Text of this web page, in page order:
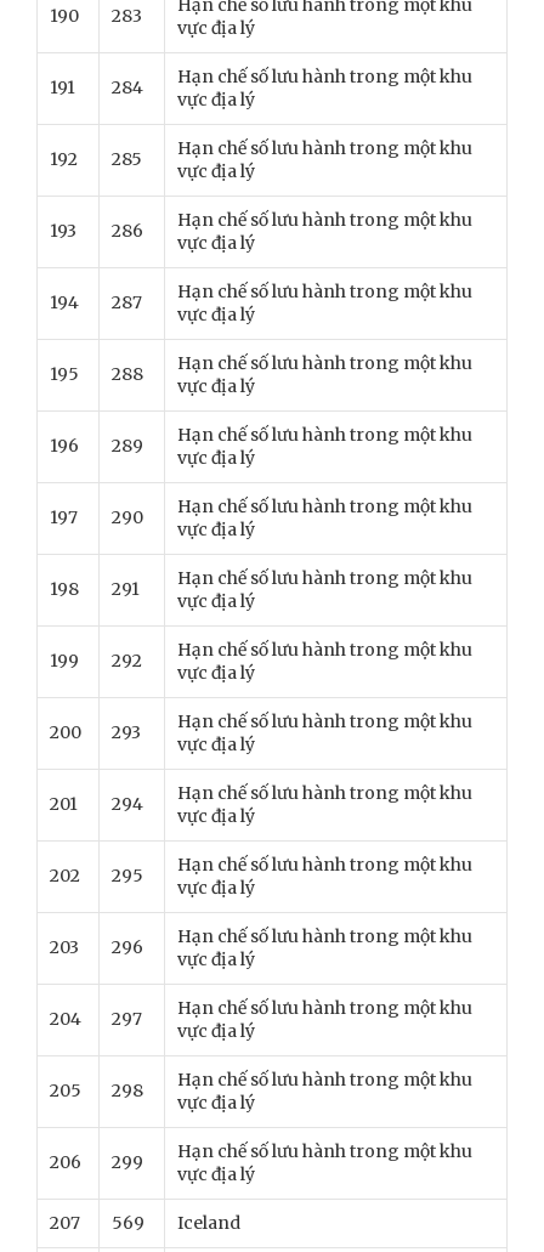
190 283
Hạn chế số lưu hành trong một khu
vực địa lý
191 284
Hạn chế số lưu hành trong một khu
vực địa lý
192 285
Hạn chế số lưu hành trong một khu
vực địa lý
193 286
Hạn chế số lưu hành trong một khu
vực địa lý
194 287
Hạn chế số lưu hành trong một khu
vực địa lý
195 288
Hạn chế số lưu hành trong một khu
vực địa lý
196 289
Hạn chế số lưu hành trong một khu
vực địa lý
197 290
Hạn chế số lưu hành trong một khu
vực địa lý
198 291
Hạn chế số lưu hành trong một khu
vực địa lý
199 292
Hạn chế số lưu hành trong một khu
vực địa lý
200 293
Hạn chế số lưu hành trong một khu
vực địa lý
201 294
Hạn chế số lưu hành trong một khu
vực địa lý
202 295
Hạn chế số lưu hành trong một khu
vực địa lý
203 296
Hạn chế số lưu hành trong một khu
vực địa lý
204 297
Hạn chế số lưu hành trong một khu
vực địa lý
205 298
Hạn chế số lưu hành trong một khu
vực địa lý
206 299
Hạn chế số lưu hành trong một khu
vực địa lý
207 569 Iceland